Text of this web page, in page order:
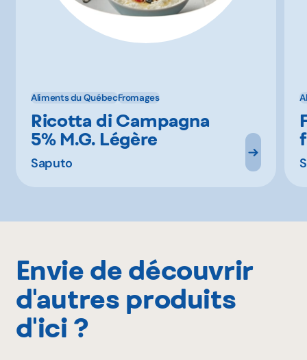
Aliments du QuébecFromages
Ricotta di Campagna
5% M.G. Légère
Saputo
Envie de découvrir
d'autres produits
d'ici ?